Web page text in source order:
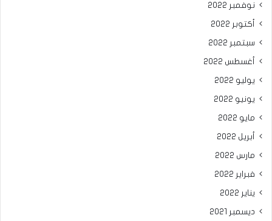
نوفمبر 2022
أكتوبر 2022
سبتمبر 2022
أغسطس 2022
يوليو 2022
يونيو 2022
مايو 2022
أبريل 2022
مارس 2022
فبراير 2022
يناير 2022
ديسمبر 2021